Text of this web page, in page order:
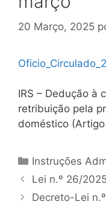
20 Março, 2025
IRS – Dedução à
retribuição pela
doméstico
Categorias
Instruções
Navegação
de
Lei n.º 26/
Decreto-Lei